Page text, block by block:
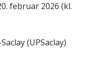
februar 2026 (kl.
(UPSaclay)